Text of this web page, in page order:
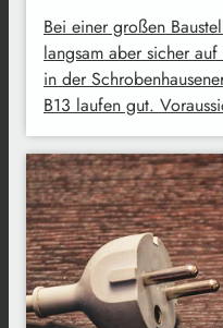
Bei einer großen
langsam aber sicher
in der
B13 laufen gut.